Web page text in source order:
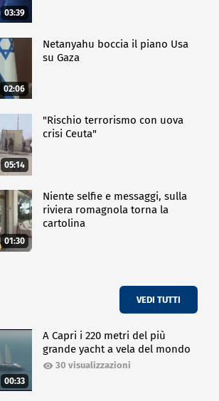
03:39
02:06
Netanyahu boccia il piano Usa
su Gaza
05:14
"Rischio terrorismo con uova
crisi Ceuta"
01:30
Niente selfie e messaggi, sulla
riviera romagnola torna la
cartolina
VEDI TUTTI
00:33
A Capri i 220 metri del più
grande yacht a vela del mondo
30 visualizzazioni